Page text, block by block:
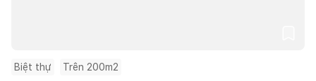
Biệt thự Trên 200m2